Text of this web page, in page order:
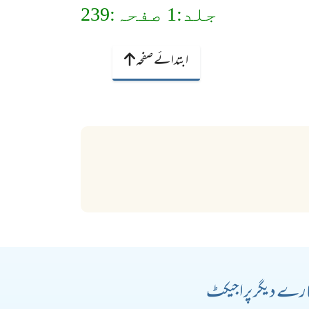
جلد:1 صفحہ:239
ابتدائے صفحہ
دیگر پراجیکٹ